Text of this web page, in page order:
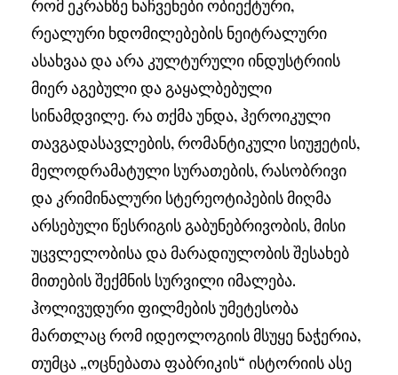
რომ ეკრანზე ნაჩვენები ობიექტური,
რეალური ხდომილებების ნეიტრალური
ასახვაა და არა კულტურული ინდუსტრიის
მიერ აგებული და გაყალბებული
სინამდვილე. რა თქმა უნდა, ჰეროიკული
თავგადასავლების, რომანტიკული სიუჟეტის,
მელოდრამატული სურათების, რასობრივი
და კრიმინალური სტერეოტიპების მიღმა
არსებული წესრიგის გაბუნებრივობის, მისი
უცვლელობისა და მარადიულობის შესახებ
მითების შექმნის სურვილი იმალება.
ჰოლივუდური ფილმების უმეტესობა
მართლაც რომ იდეოლოგიის მსუყე ნაჭერია,
თუმცა „ოცნებათა ფაბრიკის“ ისტორიის ასე